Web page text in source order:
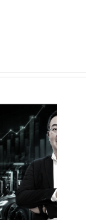
นทุนต่ำ
เพิ่มอีวี
1.38 บ.